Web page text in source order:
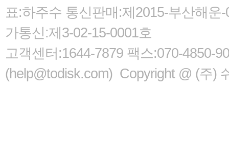
표:하주수 통신판매:제2015-부산해
가통신:제3-02-15-0001호
고객센터:1644-7879 팩스:070-4850-
(help@todisk.com) Copyright @ (주)